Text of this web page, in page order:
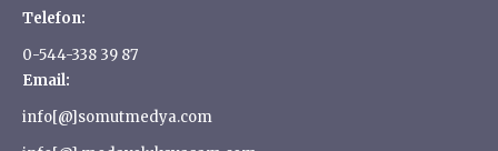
Telefon:
0-544-338 39 87
Email:
info[@]somutmedya.com